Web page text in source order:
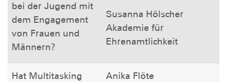
bei der Jugend mit
dem Engagement
von Frauen und
Männern?
Susanna Hölscher
Akademie für
Ehrenamtlichkeit
Hat Multitasking
Anika Flöte